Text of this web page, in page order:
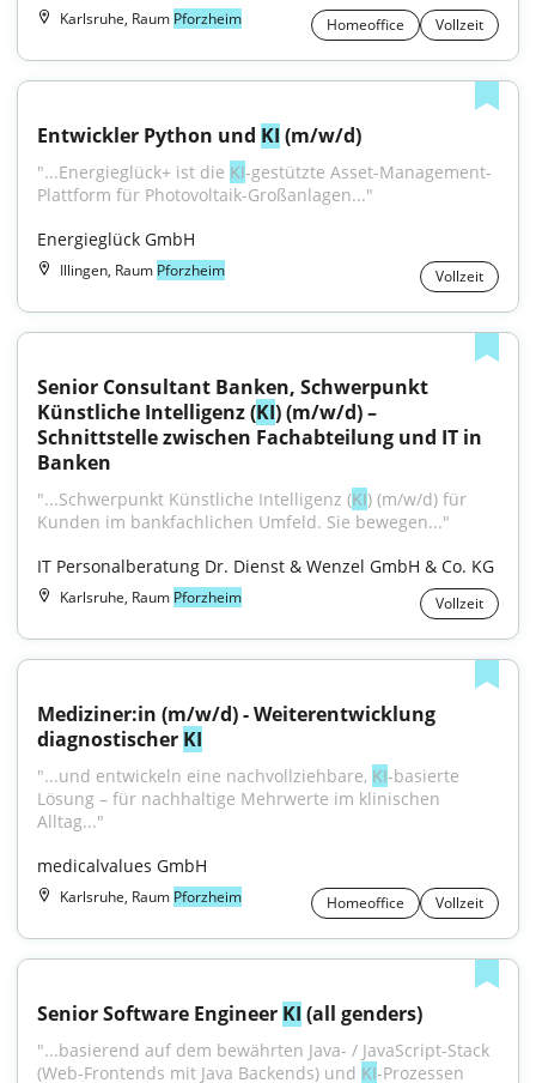
Karlsruhe, Raum Pforzheim Homeoffice Vollzeit
Entwickler Python und KI (m/w/d)
"...Energieglück+ ist die KI-gestützte Asset-Management-
Plattform für Photovoltaik-Großanlagen..."
Energieglück GmbH
Illingen, Raum Pforzheim Vollzeit
Senior Consultant Banken, Schwerpunkt
Künstliche Intelligenz (KI) (m/w/d) –
Schnittstelle zwischen Fachabteilung und IT in
Banken
"...Schwerpunkt Künstliche Intelligenz (KI) (m/w/d) für
Kunden im bankfachlichen Umfeld. Sie bewegen..."
IT Personalberatung Dr. Dienst & Wenzel GmbH & Co. KG
Karlsruhe, Raum Pforzheim Vollzeit
Mediziner:in (m/w/d) - Weiterentwicklung
diagnostischer KI
"...und entwickeln eine nachvollziehbare, KI-basierte
Lösung – für nachhaltige Mehrwerte im klinischen
Alltag..."
medicalvalues GmbH
Karlsruhe, Raum Pforzheim Homeoffice Vollzeit
Senior Software Engineer KI (all genders)
"...basierend auf dem bewährten Java- / JavaScript-Stack
(Web-Frontends mit Java Backends) und KI-Prozessen